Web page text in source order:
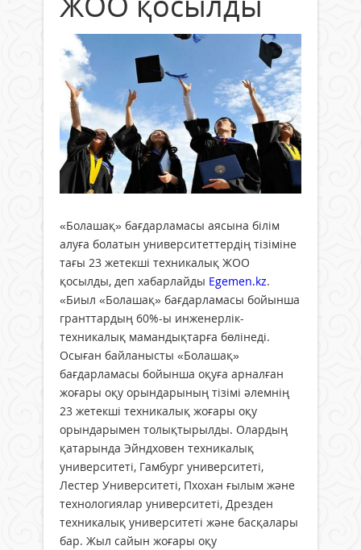
«Болашақ» бағдарламасы аясына білім
алуға болатын университеттердің тізіміне
тағы 23 жетекші техникалық ЖОО
қосылды, деп хабарлайды Egemen.kz.
«Биыл «Болашақ» бағдарламасы бойынша
гранттардың 60%-ы инженерлік-
техникалық мамандықтарға бөлінеді.
Осыған байланысты «Болашақ»
бағдарламасы бойынша оқуға арналған
жоғары оқу орындарының тізімі әлемнің
23 жетекші техникалық жоғары оқу
орындарымен толықтырылды. Олардың
қатарында Эйндховен техникалық
университеті, Гамбург университеті,
Лестер Университеті, Пхохан ғылым және
технологиялар университеті, Дрезден
техникалық университеті және басқалары
бар. Жыл сайын жоғары оқу